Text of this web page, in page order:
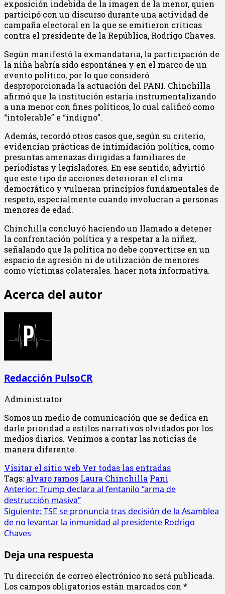
exposición indebida de la imagen de la menor, quien
participó con un discurso durante una actividad de
campaña electoral en la que se emitieron críticas
contra el presidente de la República, Rodrigo Chaves.
Según manifestó la exmandataria, la participación de
la niña habría sido espontánea y en el marco de un
evento político, por lo que consideró
desproporcionada la actuación del PANI. Chinchilla
afirmó que la institución estaría instrumentalizando
a una menor con fines políticos, lo cual calificó como
“intolerable” e “indigno”.
Además, recordó otros casos que, según su criterio,
evidencian prácticas de intimidación política, como
presuntas amenazas dirigidas a familiares de
periodistas y legisladores. En ese sentido, advirtió
que este tipo de acciones deterioran el clima
democrático y vulneran principios fundamentales de
respeto, especialmente cuando involucran a personas
menores de edad.
Chinchilla concluyó haciendo un llamado a detener
la confrontación política y a respetar a la niñez,
señalando que la política no debe convertirse en un
espacio de agresión ni de utilización de menores
como víctimas colaterales. hacer nota informativa.
Acerca del autor
Redacción PulsoCR
Administrator
Somos un medio de comunicación que se dedica en
darle prioridad a estilos narrativos olvidados por los
medios diarios. Venimos a contar las noticias de
manera diferente.
Visitar el sitio web Ver todas las entradas
Tags: alvaro ramos Laura Chinchilla Pani
Navegación
de
entradas
Anterior: Trump declara al fentanilo “arma de
destrucción masiva”
Siguiente: TSE se pronuncia tras decisión de la Asamblea
de no levantar la inmunidad al presidente Rodrigo
Chaves
Deja una respuesta
Tu dirección de correo electrónico no será publicada.
Los campos obligatorios están marcados con *